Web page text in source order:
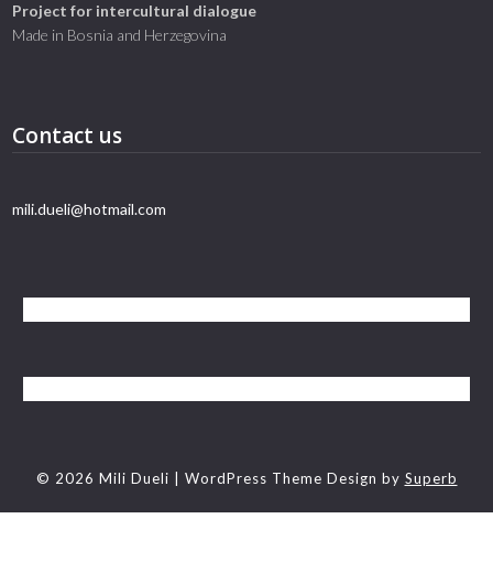
Project for intercultural dialogue
Made in Bosnia and Herzegovina
Contact us
mili.dueli@hotmail.com
© 2026 Mili Dueli | WordPress Theme Design by Superb